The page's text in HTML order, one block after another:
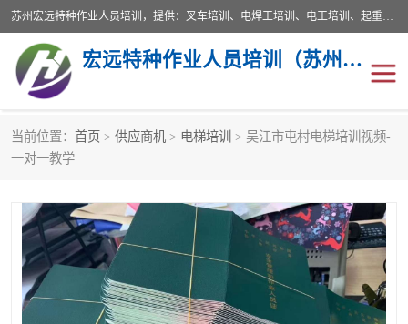
苏州宏远特种作业人员培训，提供：叉车培训、电焊工培训、电工培训、起重机培训、电梯培训、登高培训等服务苏州本地培训服务。始终坚持“以人为本，质量立校”的办学思想，以培养社会应用型人才为己任，明码收费，诚实守信，中途不收任何费用。随到随学，学会为止，一期未学会者免费再学，直到学会为止。
宏远特种作业人员培训（苏州）有限公司
当前位置： 首页 > 供应商机 > 电梯培训
> 吴江市屯村电梯培训视频-
一对一教学
叉车培训
电工培训 起重机培训
电梯培训 登高培训
叉车上牌出租 叉车培训机构